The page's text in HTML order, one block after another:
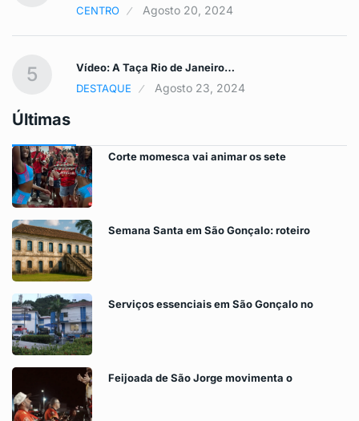
CENTRO
Agosto 20, 2024
5
Vídeo: A Taça Rio de Janeiro…
DESTAQUE
Agosto 23, 2024
Últimas
Corte momesca vai animar os sete
Semana Santa em São Gonçalo: roteiro
Serviços essenciais em São Gonçalo no
Feijoada de São Jorge movimenta o